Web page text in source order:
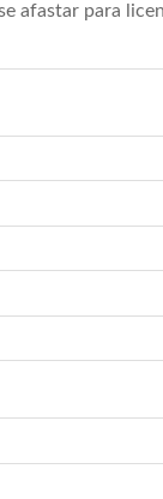
afastar para